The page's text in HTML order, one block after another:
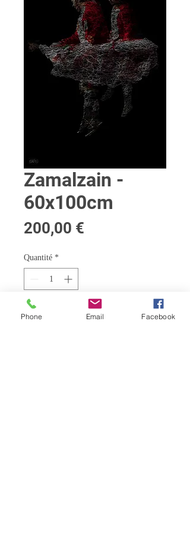
Zamalzain -
60x100cm
200,00 €
Quantité *
Ajouter au panier
Phone Email Facebook